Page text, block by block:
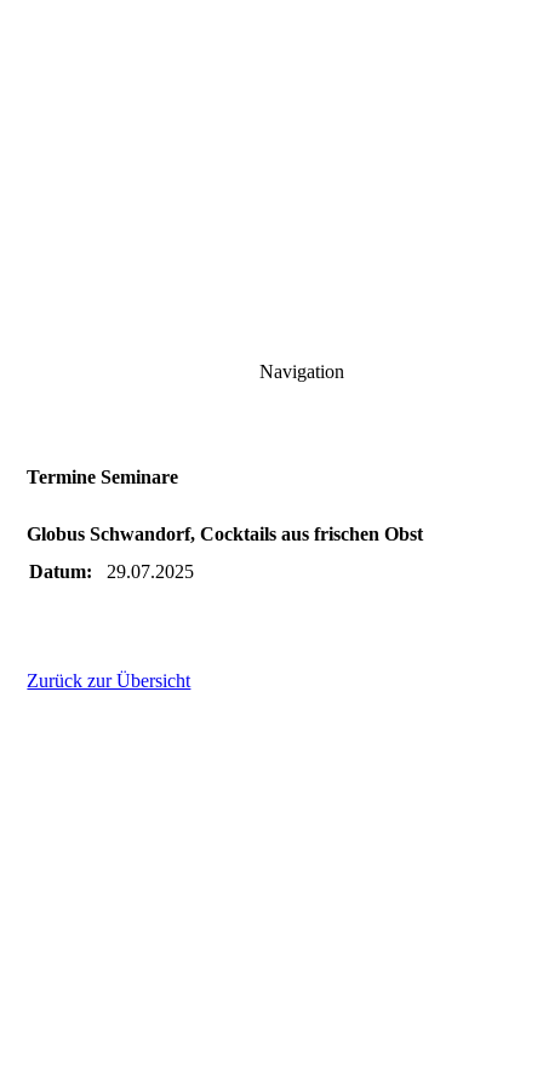
Navigation
Termine Seminare
Globus Schwandorf, Cocktails aus frischen Obst
Datum:
29.07.2025
Zurück zur Übersicht